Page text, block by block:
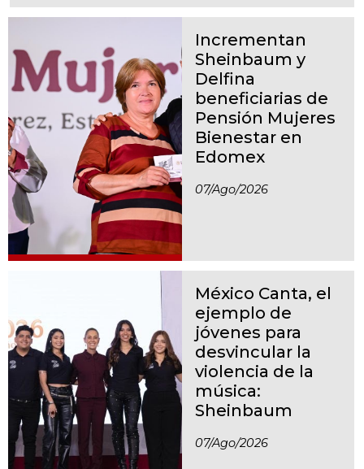
Incrementan
Sheinbaum y
Delfina
beneficiarias de
Pensión Mujeres
Bienestar en
Edomex
07/ago/2026
México Canta, el
ejemplo de
jóvenes para
desvincular la
violencia de la
música:
Sheinbaum
07/ago/2026